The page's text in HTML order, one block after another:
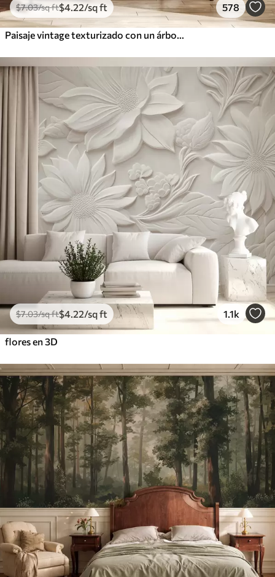
$7.03/sq ft$4 .22/sq ft 578
$7.03/sq ft$4 .22/sq ft 1.1k
flores en 3D